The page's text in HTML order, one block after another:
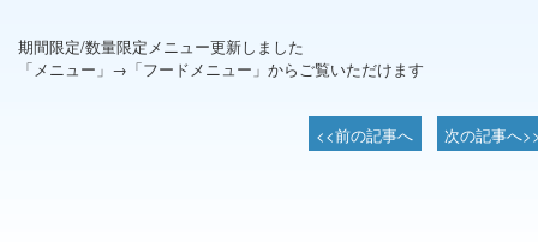
期間限定/数量限定メニュー更新しました
「メニュー」→「フードメニュー」からご覧いただけます
<<前の記事へ 次の記事へ